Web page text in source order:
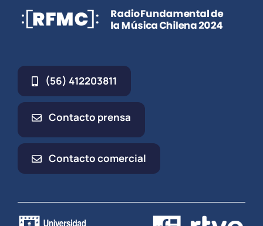
(56) 412203811
Contacto prensa
Contacto comercial